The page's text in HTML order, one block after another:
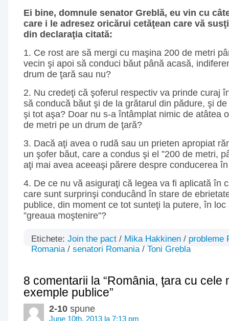
Ei bine, domnule senator Greblă, eu vin cu
care i le adresez oricărui cetăţean care vă
din declaraţia citată:
1. Ce rost are să mergi cu maşina 200 de metri
vecin şi apoi să conduci băut până acasă,
drum de ţară sau nu?
2. Nu credeţi că şoferul respectiv va prinde curaj
să conducă băut şi de la grătarul din pădure, şi
şi tot aşa? Doar nu s-a întâmplat nimic de atâtea
de metri pe un drum de ţară?
3. Dacă aţi avea o rudă sau un prieten apropiat
un şofer băut, care a condus şi el ”200 de metri,
aţi mai avea aceeaşi părere despre conducerea
4. De ce nu vă asiguraţi că legea va fi aplicată în
care sunt surprinşi conducând în stare de
publice, din moment ce tot sunteţi la putere, în
”greaua moştenire”?
Etichete: Join the pact / Mika Hakkinen / probleme
Romania/ senatori Romania/ Toni Grebla
8 comentarii la “România, ţara cu cele
exemple publice”
2-10 spune
June 10th, 2013 la 7:13 pm